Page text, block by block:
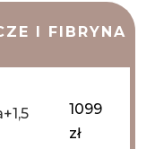
I FIBRYNA
1099
zł